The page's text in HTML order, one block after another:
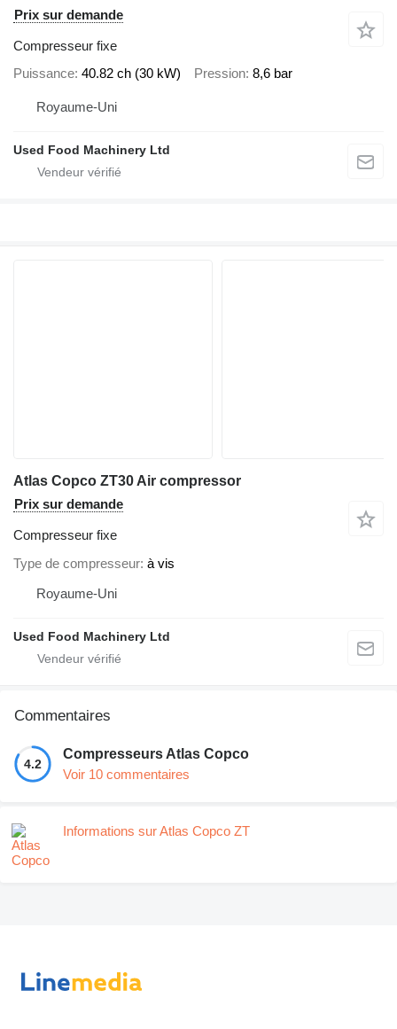
Prix sur demande
Compresseur fixe
Puissance 40.82 ch (30 kW) Pression 8,6 bar
Royaume-Uni
Used Food Machinery Ltd
Atlas Copco ZT30 Air compressor
Prix sur demande
Compresseur fixe
Type de compresseur à vis
Royaume-Uni
Used Food Machinery Ltd
Commentaires
4.2
Compresseurs Atlas Copco
Voir 10 commentaires
Informations sur Atlas Copco ZT